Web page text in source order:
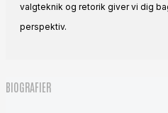
valgteknik og retorik giver vi dig
perspektiv.
BIOGRAFIER